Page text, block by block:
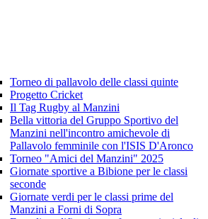
Torneo di pallavolo delle classi quinte
Progetto Cricket
Il Tag Rugby al Manzini
Bella vittoria del Gruppo Sportivo del
Manzini nell'incontro amichevole di
Pallavolo femminile con l'ISIS D'Aronco
Torneo "Amici del Manzini" 2025
Giornate sportive a Bibione per le classi
seconde
Giornate verdi per le classi prime del
Manzini a Forni di Sopra